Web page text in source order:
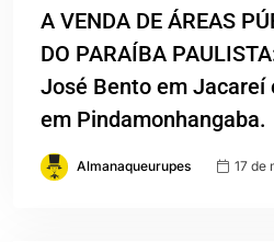
A VENDA DE ÁREAS
DO PARAÍBA
José Bento em Jacareí
em Pindamonhangaba.
Almanaqueurupes 17 de